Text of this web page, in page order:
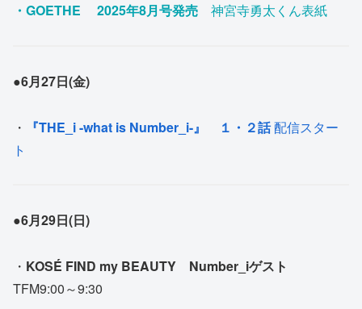
・ GOETHE 2025年8月号発売 神宮寺勇太くん表紙
●6月27日(金)
・ 『THE_i -what is Number_i-』 １・２話配信スター
ト
●6月29日(日)
・ KOSÉ FIND my BEAUTY Number_iゲスト
TFM9:00～9:30